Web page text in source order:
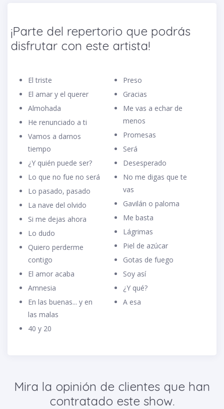
¡Parte del repertorio que podrás
disfrutar con este artista!
El triste
El amar y el querer
Almohada
He renunciado a ti
Vamos a darnos
tiempo
¿Y quién puede ser?
Lo que no fue no será
Lo pasado, pasado
La nave del olvido
Si me dejas ahora
Lo dudo
Quiero perderme
contigo
El amor acaba
Amnesia
En las buenas... y en
las malas
40 y 20
Preso
Gracias
Me vas a echar de
menos
Promesas
Será
Desesperado
No me digas que te
vas
Gavilán o paloma
Me basta
Lágrimas
Piel de azúcar
Gotas de fuego
Soy así
¿Y qué?
A esa
Mira la opinión de clientes que han
contratado este show.